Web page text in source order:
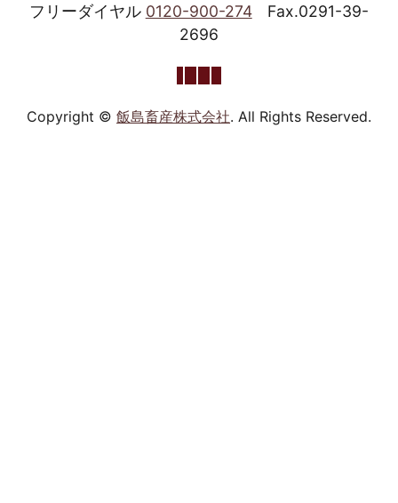
フリーダイヤル 0120-900-274
Fax.0291-39-
2696
Copyright © 飯島畜産株式会社. All Rights Reserved.